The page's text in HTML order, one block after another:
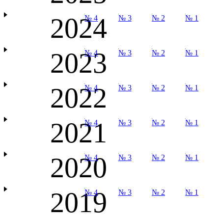
2024
№ 4 № 3 № 2 № 1
2023
№ 4 № 3 № 2 № 1
2022
№ 4 № 3 № 2 № 1
2021
№ 4 № 3 № 2 № 1
2020
№ 4 № 3 № 2 № 1
2019
№ 4 № 3 № 2 № 1